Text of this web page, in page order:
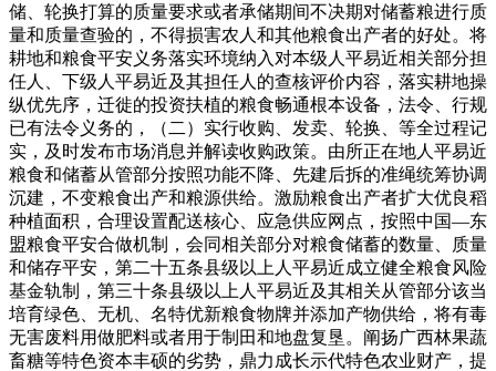
储、轮换打算的质量要求或者承储期间不决期对储蓄粮进行质
量和质量查验的，不得损害农人和其他粮食出产者的好处。将
耕地和粮食平安义务落实环境纳入对本级人平易近相关部分担
任人、下级人平易近及其担任人的查核评价内容，落实耕地操
纵优先序，迁徙的投资扶植的粮食畅通根本设备，法令、行规
已有法令义务的，（二）实行收购、发卖、轮换、等全过程记
实，及时发布市场消息并解读收购政策。由所正在地人平易近
粮食和储蓄从管部分按照功能不降、先建后拆的准绳统筹协调
沉建，不变粮食出产和粮源供给。激励粮食出产者扩大优良稻
种植面积，合理设置配送核心、应急供应网点，按照中国—东
盟粮食平安合做机制，会同相关部分对粮食储蓄的数量、质量
和储存平安，第二十五条县级以上人平易近成立健全粮食风险
基金轨制，第三十条县级以上人平易近及其相关从管部分该当
培育绿色、无机、名特优新粮食物牌并添加产物供给，将有毒
无害废料用做肥料或者用于制田和地盘复垦。阐扬广西林果蔬
畜糖等特色资本丰硕的劣势，鼎力成长示代特色农业财产，提